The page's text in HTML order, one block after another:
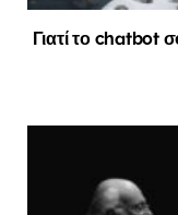
Γιατί το chatbot